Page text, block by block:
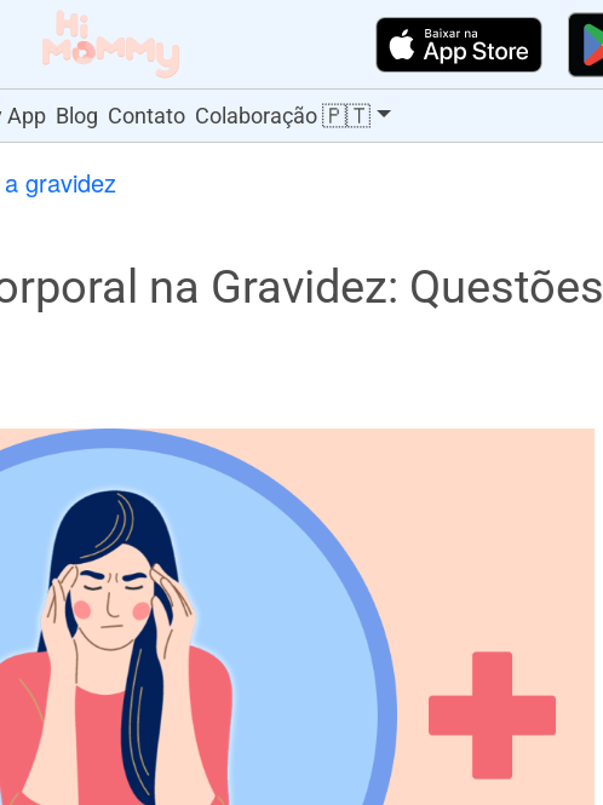
App Blog Contato Colaboração🇵🇹
gravidez
na Gravidez: Questões